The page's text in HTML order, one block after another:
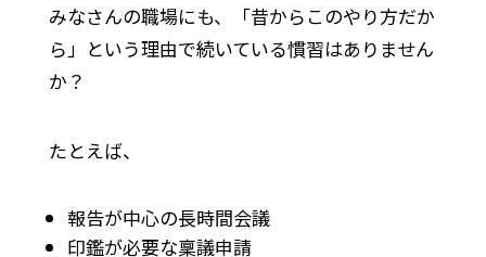
みなさんの職場にも、「昔からこのやり方だか
ら」という理由で続いている慣習はありません
か？
たとえば、
報告が中心の長時間会議
印鑑が必要な稟議申請